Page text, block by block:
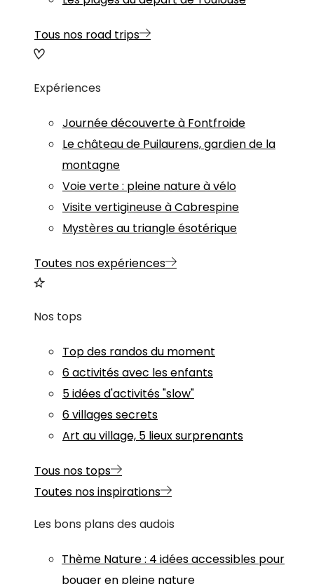
Tous nos road trips
Expériences
Journée découverte à Fontfroide
Le château de Puilaurens, gardien de la
montagne
Voie verte : pleine nature à vélo
Visite vertigineuse à Cabrespine
Mystères au triangle ésotérique
Toutes nos expériences
Nos tops
Top des randos du moment
6 activités avec les enfants
5 idées d'activités "slow"
6 villages secrets
Art au village, 5 lieux surprenants
Tous nos tops
Toutes nos inspirations
Les bons plans des audois
Thème Nature: 4 idées accessibles pour
bouger en pleine nature